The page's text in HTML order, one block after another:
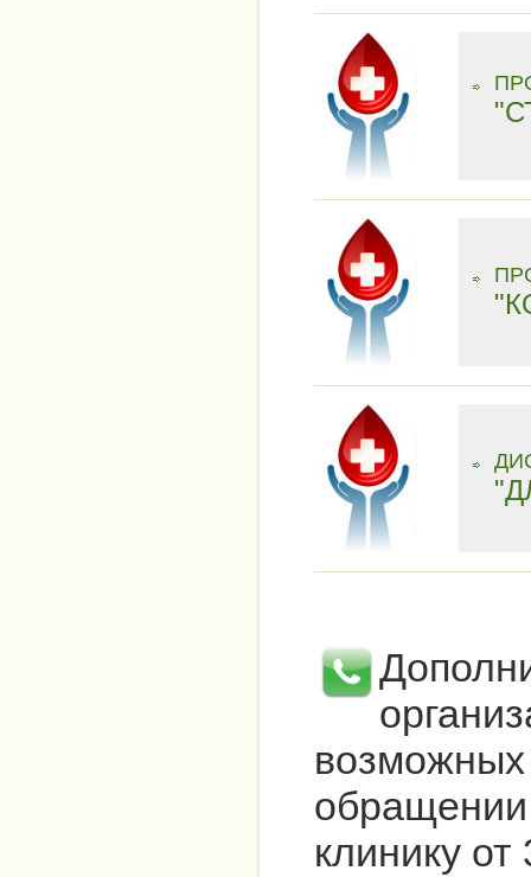
возможных
клинику